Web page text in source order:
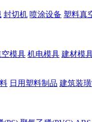
封切机 喷涂设备 塑料真
空模具 机电模具 建材模
日用塑料制品 建筑装